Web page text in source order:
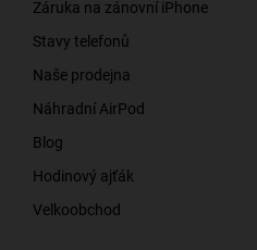
Záruka na zánovní iPhone
Stavy telefonů
Naše prodejna
Náhradní AirPod
Blog
Hodinový ajťák
Velkoobchod